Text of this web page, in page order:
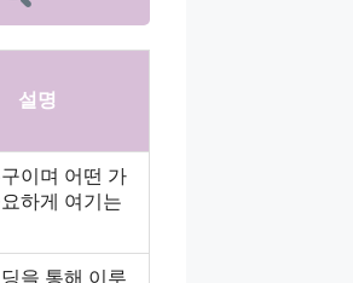
설명
이며 어떤 가
하게 여기는
을 통해 이루